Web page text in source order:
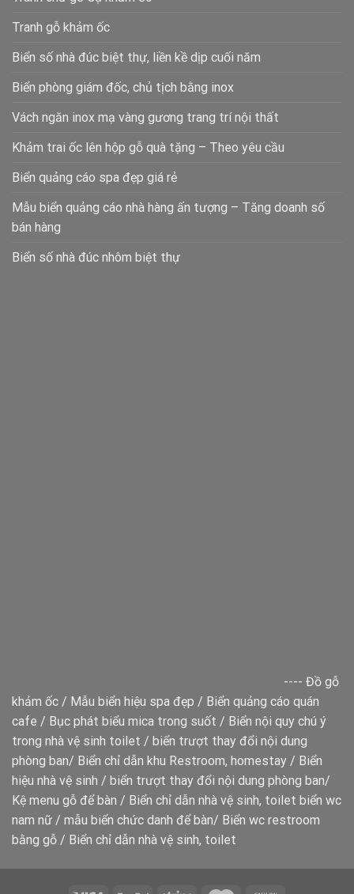
Tranh gỗ khảm ốc
Biển số nhà đúc biệt thự, liền kề dịp cuối năm
Biển phòng giám đốc, chủ tịch bằng inox
Vách ngăn inox mạ vàng gương trang trí nội thất
Khảm trai ốc lên hộp gỗ quà tặng – Theo yêu cầu
Biển quảng cáo spa đẹp giá rẻ
Mẫu biển quảng cáo nhà hàng ấn tượng – Tăng doanh số
bán hàng
Biển số nhà đúc nhôm biệt thự
---- Đồ gỗ
khảm ốc / Mẫu biển hiệu spa đẹp / Biển quảng cáo quán
cafe / Bục phát biểu mica trong suốt / Biển nội quy chú ý
trong nhà vệ sinh toilet / biển trượt thay đổi nội dung
phòng ban/ Biển chỉ dẫn khu Restroom, homestay / Biển
hiệu nhà vệ sinh / biển trượt thay đổi nội dung phòng ban/
Kệ menu gỗ để bàn / Biển chỉ dẫn nhà vệ sinh, toilet biển wc
nam nữ / mẫu biển chức danh để bàn/ Biển wc restroom
bằng gỗ / Biển chỉ dẫn nhà vệ sinh, toilet